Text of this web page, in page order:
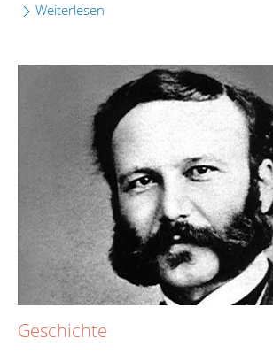
Weiterlesen
Geschichte